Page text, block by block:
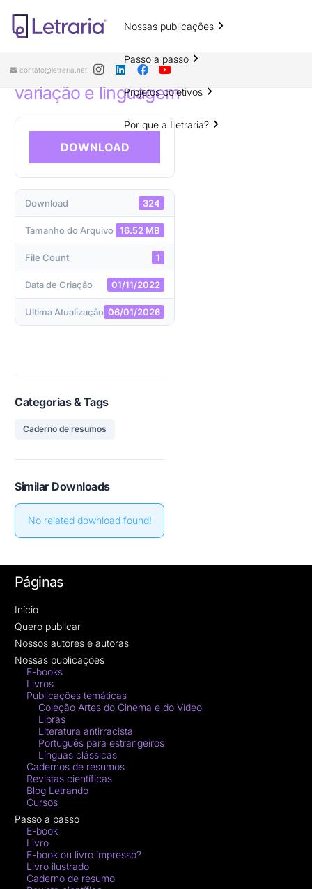
Nossas publicações
Passo a passo
Projetos coletivos
Por que a Letraria?
contato@letraria.net
Anais do V Congresso Internacional
de Letras – A carnavalização na
língua e na literatura: diversidade,
variação e linguagem
DOWNLOAD
Download 324
Tamanho do Arquivo 16.52 MB
File Count 1
Data de Criação 01/11/2022
Ultima Atualização 06/01/2026
Categorias & Tags
Caderno de resumos
Similar Downloads
No related download found!
Páginas
Início
Quero publicar
Nossos autores e autoras
Nossas publicações
E-books
Livros
Publicações temáticas
Coleção Artes do Cinema e do Vídeo
Libras
Literatura antirracista
Português para estrangeiros
Línguas clássicas
Cadernos de resumos
Revistas científicas
Blog Letrando
Cursos
Passo a passo
E-book
Livro
E-book ou livro impresso?
Livro ilustrado
Caderno de resumo